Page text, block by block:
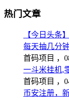
热门文章
【今日头条
每天抽几分
首码项目 ，
一斗米挂机,
首码项目 ，
币安注册，